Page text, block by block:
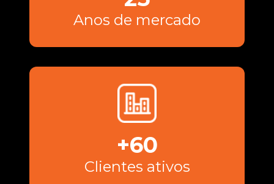
Anos de mercado
+60
Clientes ativos